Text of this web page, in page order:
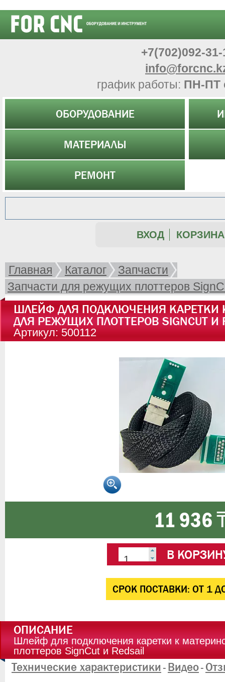
+7(702)092-31-
график работы: ПН-ПТ
ОБОРУДОВАНИЕ
МАТЕРИАЛЫ
РЕМОНТ
ВХОД КОРЗИНА
Главная Каталог
Запчасти
Запчасти для режущих плоттеров
ШЛЕЙФ ДЛЯ ПОДКЛЮЧЕНИЯ КАРЕТКИ
ДЛЯ РЕЖУЩИХ ПЛОТТЕРОВ SIGNCUT И
Артикул: 500112
11 936
В
CРОК ПОСТАВКИ: ОТ 1
ОПИСАНИЕ
Шлейф для подключения каретки к
плоттеров SignCut и Redsail
Технические характеристики - Видео-